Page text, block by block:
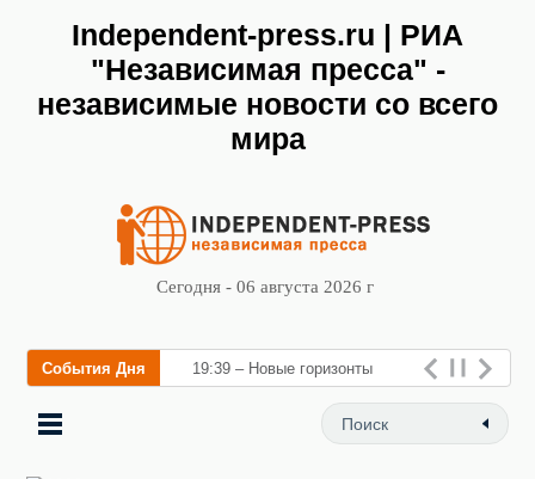
Independent-press.ru | РИА
"Независимая пресса" -
независимые новости со всего
мира
Сегодня - 06 августа 2026 г
События Дня 19:39 – Новые горизонты
флебологии: в Москве
открылся «Городской центр